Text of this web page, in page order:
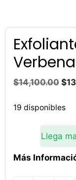
$14,100.00 El
$
19 disponibles
Llega
Más